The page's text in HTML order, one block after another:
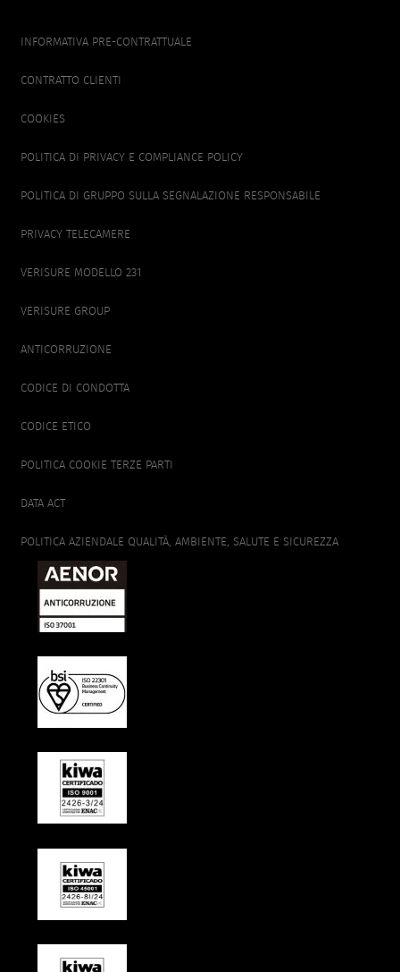
MENU
INFORMATIVA PRE-CONTRATTUALE
CONTRATTO CLIENTI
COOKIES
POLITICA DI PRIVACY E COMPLIANCE POLICY
POLITICA DI GRUPPO SULLA SEGNALAZIONE RESPONSABILE
PRIVACY TELECAMERE
VERISURE MODELLO 231
VERISURE GROUP
ANTICORRUZIONE
CODICE DI CONDOTTA
CODICE ETICO
POLITICA COOKIE TERZE PARTI
DATA ACT
POLITICA AZIENDALE QUALITÀ, AMBIENTE, SALUTE E SICUREZZA